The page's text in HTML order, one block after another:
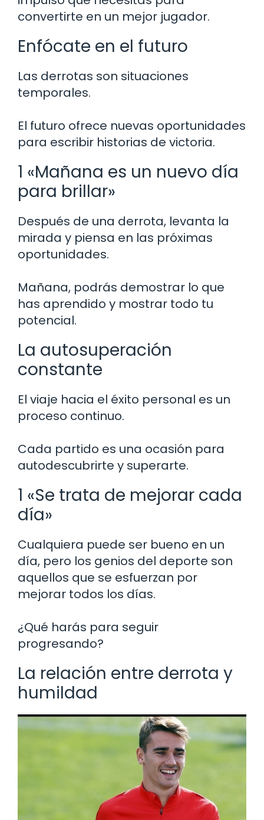
convertirte en un mejor jugador.
Enfócate en el futuro
Las derrotas son situaciones
temporales.
El futuro ofrece nuevas oportunidades
para escribir historias de victoria.
1 «Mañana es un nuevo día
para brillar»
Después de una derrota, levanta la
mirada y piensa en las próximas
oportunidades.
Mañana, podrás demostrar lo que
has aprendido y mostrar todo tu
potencial.
La autosuperación
constante
El viaje hacia el éxito personal es un
proceso continuo.
Cada partido es una ocasión para
autodescubrirte y superarte.
1 «Se trata de mejorar cada
día»
Cualquiera puede ser bueno en un
día, pero los genios del deporte son
aquellos que se esfuerzan por
mejorar todos los días.
¿Qué harás para seguir
progresando?
La relación entre derrota y
humildad